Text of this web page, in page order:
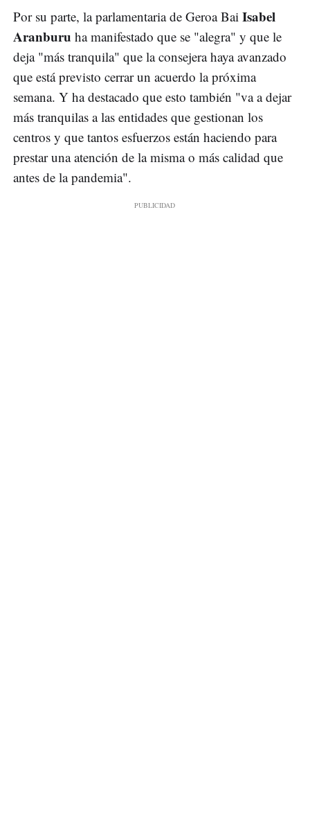
Por su parte, la parlamentaria de Geroa Bai Isabel
Aranburu ha manifestado que se "alegra" y que le
deja "más tranquila" que la consejera haya avanzado
que está previsto cerrar un acuerdo la próxima
semana. Y ha destacado que esto también "va a dejar
más tranquilas a las entidades que gestionan los
centros y que tantos esfuerzos están haciendo para
prestar una atención de la misma o más calidad que
antes de la pandemia".